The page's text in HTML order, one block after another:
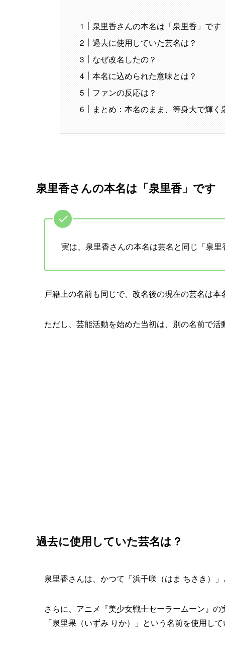
泉里香さんの本名は「泉里香」です
過去に使用していた芸名は？
なぜ改名したの？
本名に込められた意味とは？
ファンの反応は？
まとめ：本名のまま、等身大で輝く
泉里香さんの本名は「泉里香」です
実は、泉里香さんの本名は芸名と同じ「泉
戸籍上の名前も同じで、改名後の現在の芸名は
ただし、芸能活動を始めた当初は、別の名前で
過去に使用していた芸名は？
泉里香さんは、かつて「浜千咲（はま ちさき）
さらに、アニメ『美少女戦士セーラームーン』
「泉里果（いずみ りか）」という名前を使用し